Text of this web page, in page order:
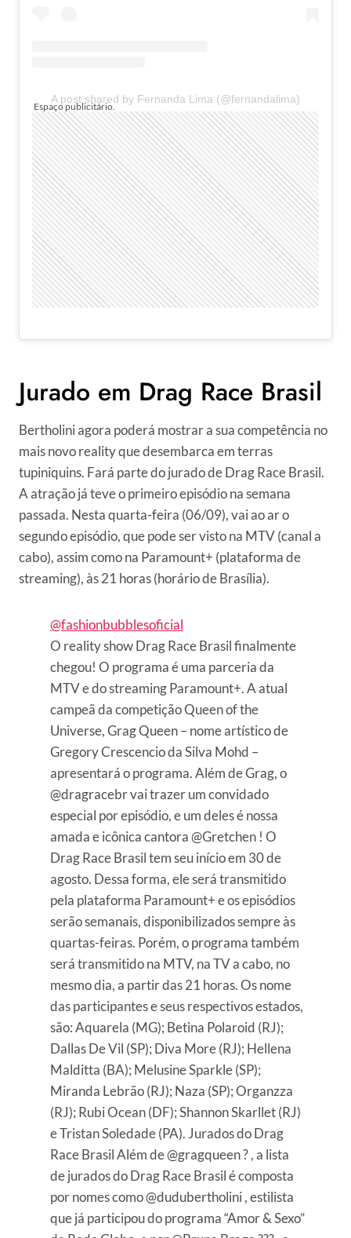
A post shared by Fernanda Lima (@fernandalima)
Jurado em Drag Race Brasil
Bertholini agora poderá mostrar a sua competência no
mais novo reality que desembarca em terras
tupiniquins. Fará parte do jurado de Drag Race Brasil.
A atração já teve o primeiro episódio na semana
passada. Nesta quarta-feira (06/09), vai ao ar o
segundo episódio, que pode ser visto na MTV (canal a
cabo), assim como na Paramount+ (plataforma de
streaming), às 21 horas (horário de Brasília).
@fashionbubblesoficial
O reality show Drag Race Brasil finalmente
chegou! O programa é uma parceria da
MTV e do streaming Paramount+. A atual
campeã da competição Queen of the
Universe, Grag Queen – nome artístico de
Gregory Crescencio da Silva Mohd –
apresentará o programa. Além de Grag, o
@dragracebr vai trazer um convidado
especial por episódio, e um deles é nossa
amada e icônica cantora @Gretchen ! O
Drag Race Brasil tem seu início em 30 de
agosto. Dessa forma, ele será transmitido
pela plataforma Paramount+ e os episódios
serão semanais, disponibilizados sempre às
quartas-feiras. Porém, o programa também
será transmitido na MTV, na TV a cabo, no
mesmo dia, a partir das 21 horas. Os nome
das participantes e seus respectivos estados,
são: Aquarela (MG); Betina Polaroid (RJ);
Dallas De Vil (SP); Diva More (RJ); Hellena
Malditta (BA); Melusine Sparkle (SP);
Miranda Lebrão (RJ); Naza (SP); Organzza
(RJ); Rubi Ocean (DF); Shannon Skarllet (RJ)
e Tristan Soledade (PA). Jurados do Drag
Race Brasil Além de @gragqueen ? , a lista
de jurados do Drag Race Brasil é composta
por nomes como @dudubertholini , estilista
que já participou do programa “Amor & Sexo”